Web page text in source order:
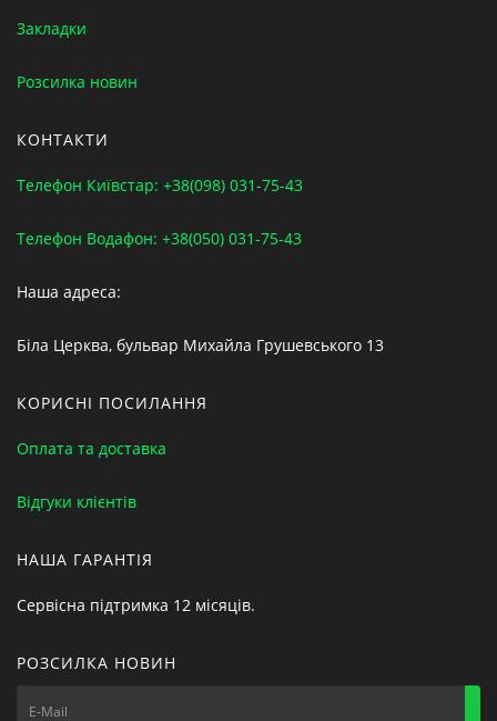
Закладки
Розсилка новин
КОНТАКТИ
Телефон Київстар: +38(098) 031-75-43
Телефон Водафон: +38(050) 031-75-43
Наша адреса:
Біла Церква, бульвар Михайла Грушевського 13
КОРИСНІ ПОСИЛАННЯ
Оплата та доставка
Відгуки клієнтів
НАША ГАРАНТІЯ
Сервісна підтримка 12 місяців.
РОЗСИЛКА НОВИН